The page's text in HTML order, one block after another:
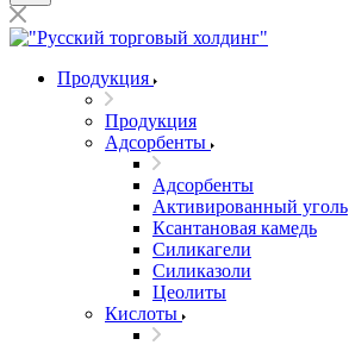
Продукция
Продукция
Адсорбенты
Адсорбенты
Активированный уголь
Ксантановая камедь
Силикагели
Силиказоли
Цеолиты
Кислоты